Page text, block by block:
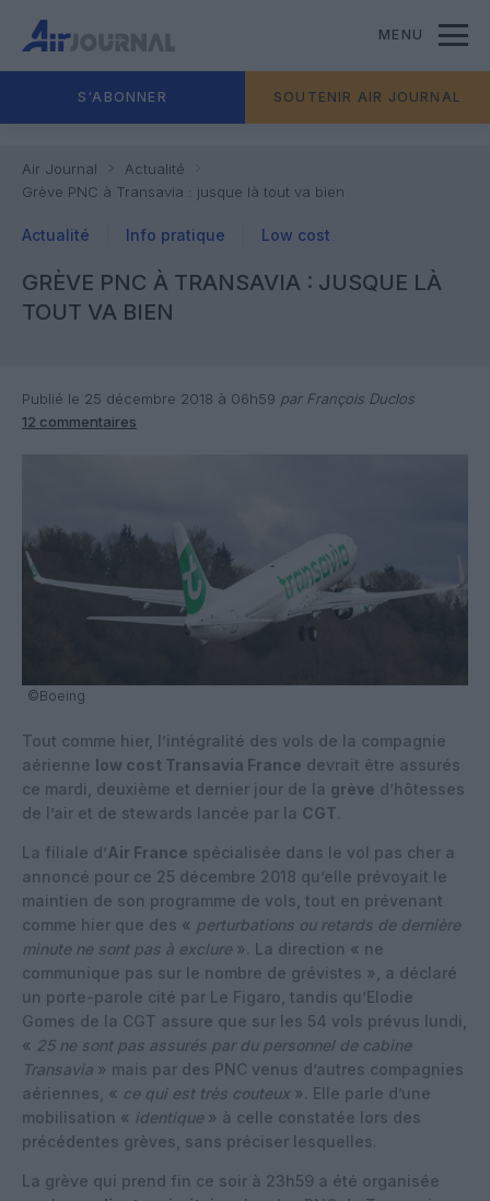
MENU
S'ABONNER SOUTENIR AIR JOURNAL
Air Journal
Actualité
Grève PNC à Transavia : jusque là tout va bien
Actualité Info pratique Low cost
GRÈVE PNC À TRANSAVIA : JUSQUE LÀ
TOUT VA BIEN
Publié le 25 décembre 2018 à 06h59 par François Duclos
12 commentaires
©Boeing
Tout comme hier, l’intégralité des vols de la compagnie
aérienne low cost Transavia France devrait être assurés
ce mardi, deuxième et dernier jour de la grève d’hôtesses
de l’air et de stewards lancée par la CGT.
La filiale d’Air France spécialisée dans le vol pas cher a
annoncé pour ce 25 décembre 2018 qu’elle prévoyait le
maintien de son programme de vols, tout en prévenant
comme hier que des « perturbations ou retards de dernière
minute ne sont pas à exclure ». La direction « ne
communique pas sur le nombre de grévistes », a déclaré
un porte-parole cité par Le Figaro, tandis qu’Elodie
Gomes de la CGT assure que sur les 54 vols prévus lundi,
« 25 ne sont pas assurés par du personnel de cabine
Transavia » mais par des PNC venus d’autres compagnies
aériennes, « ce qui est très couteux ». Elle parle d’une
mobilisation « identique » à celle constatée lors des
précédentes grèves, sans préciser lesquelles.
La grève qui prend fin ce soir à 23h59 a été organisée